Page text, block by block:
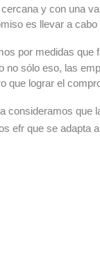
y con una
es llevar a
por medidas que
no sólo eso, las
que lograr el
consideramos que
efr que se adapta